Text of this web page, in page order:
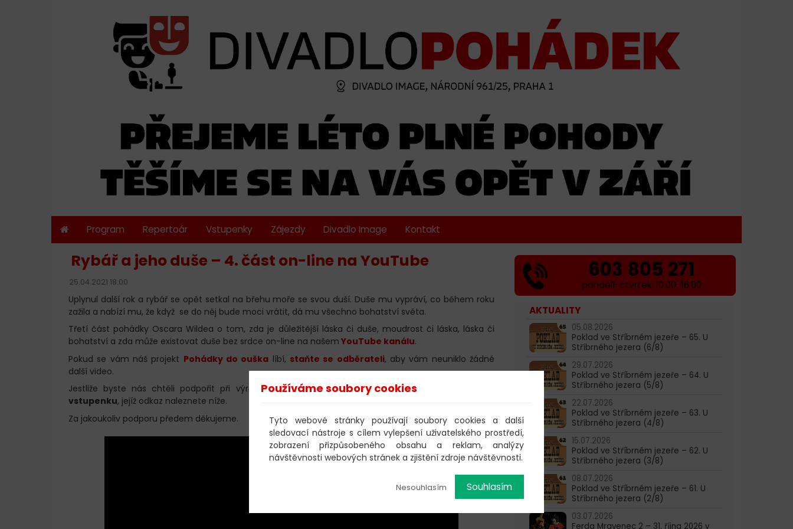
Program Repertoár Vstupenky Zájezdy Divadlo Image Kontakt
Rybář a jeho duše – 4. část on-line na YouTube
25.04.2021 18:00
Uplynul další rok a rybář se opět setkal na břehu moře se svou duší. Duše mu vypráví, co během roku
zažila a nabízí mu, že když se do něj bude moci vrátit, dá mu všechno bohatství světa.
Třetí část pohádky Oscara Wildea o tom, zda je důležitější láska či duše, moudrost či láska, láska či
bohatství a zda může existovat duše bez srdce on-line na našem YouTube kanálu.
Pokud se vám náš projekt Pohádky do ouška líbí, staňte se odběrateli, aby vám neuniklo žádné
další video.
Jestliže byste nás chtěli podpořit při výrobě dalších pohádek, můžete si zakoupit
vstupenku, jejíž odkaz naleznete níže.
Za jakoukoliv podporu předem děkujeme.
603 805 271
pondělí-čtvrtek: 10:00-16:00
AKTUALITY
05.08.2026
Poklad ve Stříbrném jezeře – 65. U
Stříbrného jezera (6/8)
29.07.2026
Poklad ve Stříbrném jezeře – 64. U
Stříbrného jezera (5/8)
22.07.2026
Poklad ve Stříbrném jezeře – 63. U
Stříbrného jezera (4/8)
15.07.2026
Poklad ve Stříbrném jezeře – 62. U
Stříbrného jezera (3/8)
08.07.2026
Poklad ve Stříbrném jezeře – 61. U
Stříbrného jezera (2/8)
03.07.2026
Ferda Mravenec 2 – 31. října 2026 v
Používáme soubory cookies
Tyto webové stránky používají soubory cookies a další
sledovací nástroje s cílem vylepšení uživatelského prostředí,
zobrazení přizpůsobeného obsahu a reklam, analýzy
návštěvnosti webových stránek a zjištění zdroje návštěvnosti.
Nesouhlasím Souhlasím